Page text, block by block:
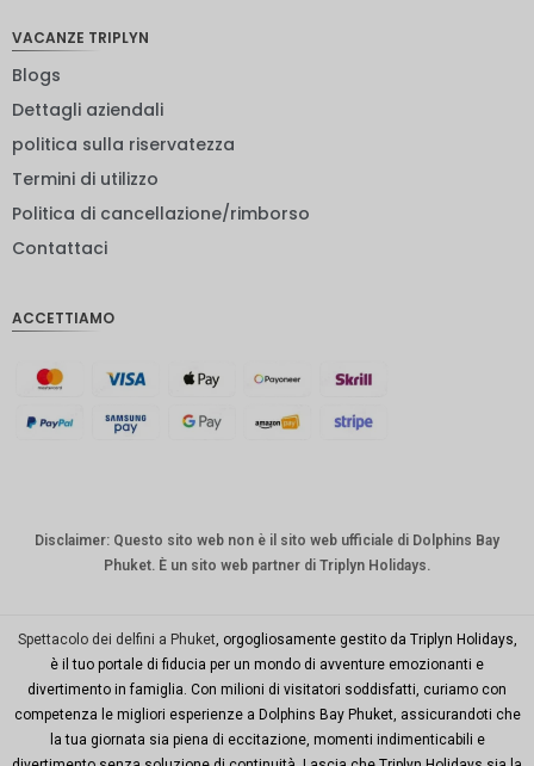
euro
rupia
indiana
danese
CHF
australia
Città di
New
York
TWD
VACANZE TRIPLYN
Blogs
Dettagli aziendali
politica sulla riservatezza
Termini di utilizzo
Politica di cancellazione/rimborso
Contattaci
ACCETTIAMO
Disclaimer: Questo sito web non è il sito web ufficiale di Dolphins Bay
Phuket. È un sito web partner di Triplyn Holidays.
Spettacolo dei delfini a Phuket , orgogliosamente gestito da Triplyn Holidays,
è il tuo portale di fiducia per un mondo di avventure emozionanti e
divertimento in famiglia. Con milioni di visitatori soddisfatti, curiamo con
competenza le migliori esperienze a Dolphins Bay Phuket, assicurandoti che
la tua giornata sia piena di eccitazione, momenti indimenticabili e